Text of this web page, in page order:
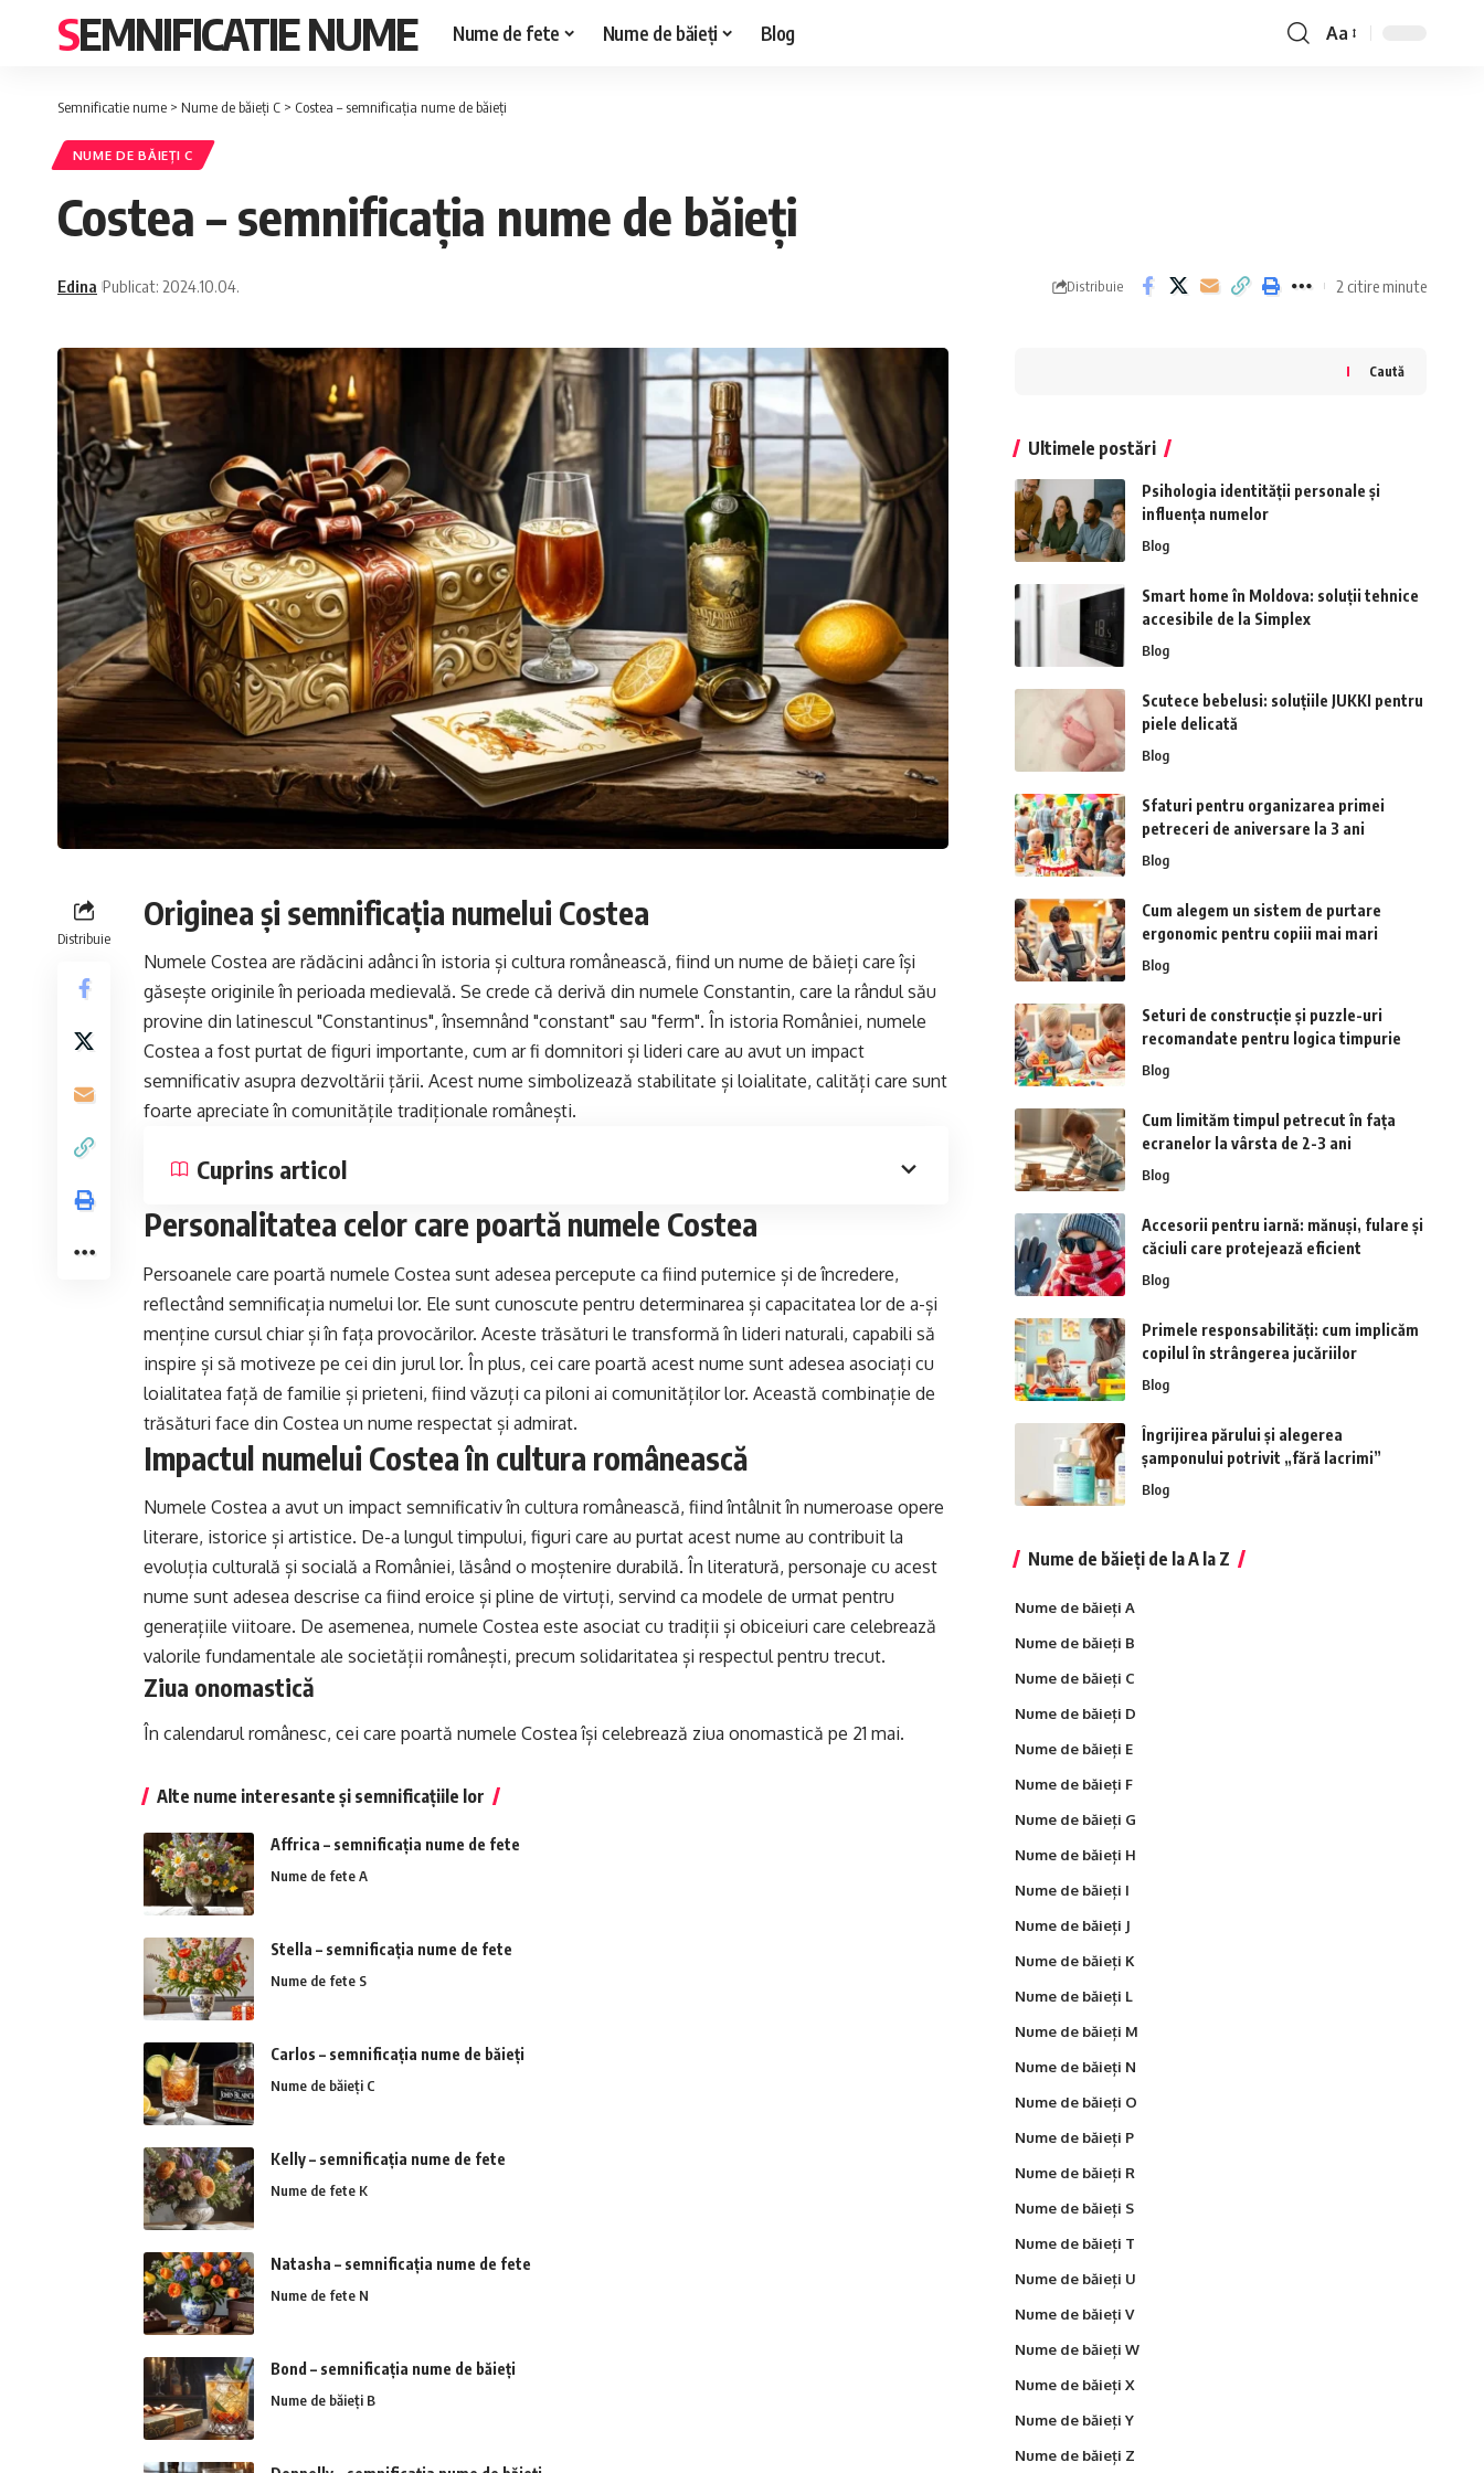
SEMNIFICATIE NUME Nume de fete Nume de băieți Blog
Font
Aa
Semnificatie nume > Nume de băieți C > Costea – semnificația nume de băieți
NUME DE BĂIEȚI C
Costea – semnificația nume de băieți
Edina Publicat: 2024.10.04. Distribuie 2 citire minute
Distribuie
Originea și semnificația numelui Costea
Numele Costea are rădăcini adânci în istoria și cultura românească, fiind un nume de băieți care își
găsește originile în perioada medievală. Se crede că derivă din numele Constantin, care la rândul său
provine din latinescul "Constantinus", însemnând "constant" sau "ferm". În istoria României, numele
Costea a fost purtat de figuri importante, cum ar fi domnitori și lideri care au avut un impact
semnificativ asupra dezvoltării țării. Acest nume simbolizează stabilitate și loialitate, calități care sunt
foarte apreciate în comunitățile tradiționale românești.
Cuprins articol
Personalitatea celor care poartă numele Costea
Persoanele care poartă numele Costea sunt adesea percepute ca fiind puternice și de încredere,
reflectând semnificația numelui lor. Ele sunt cunoscute pentru determinarea și capacitatea lor de a-și
menține cursul chiar și în fața provocărilor. Aceste trăsături le transformă în lideri naturali, capabili să
inspire și să motiveze pe cei din jurul lor. În plus, cei care poartă acest nume sunt adesea asociați cu
loialitatea față de familie și prieteni, fiind văzuți ca piloni ai comunităților lor. Această combinație de
trăsături face din Costea un nume respectat și admirat.
Impactul numelui Costea în cultura românească
Numele Costea a avut un impact semnificativ în cultura românească, fiind întâlnit în numeroase opere
literare, istorice și artistice. De-a lungul timpului, figuri care au purtat acest nume au contribuit la
evoluția culturală și socială a României, lăsând o moștenire durabilă. În literatură, personaje cu acest
nume sunt adesea descrise ca fiind eroice și pline de virtuți, servind ca modele de urmat pentru
generațiile viitoare. De asemenea, numele Costea este asociat cu tradiții și obiceiuri care celebrează
valorile fundamentale ale societății românești, precum solidaritatea și respectul pentru trecut.
Ziua onomastică
În calendarul românesc, cei care poartă numele Costea își celebrează ziua onomastică pe 21 mai.
Alte nume interesante și semnificațiile lor
Affrica – semnificația nume de fete
Nume de fete A
Stella – semnificația nume de fete
Nume de fete S
Carlos – semnificația nume de băieți
Nume de băieți C
Kelly – semnificația nume de fete
Nume de fete K
Natasha – semnificația nume de fete
Nume de fete N
Bond – semnificația nume de băieți
Nume de băieți B
Caută
Ultimele postări
Psihologia identității personale și
influența numelor
Blog
Smart home în Moldova: soluții tehnice
accesibile de la Simplex
Blog
Scutece bebelusi: soluțiile JUKKI pentru
piele delicată
Blog
Sfaturi pentru organizarea primei
petreceri de aniversare la 3 ani
Blog
Cum alegem un sistem de purtare
ergonomic pentru copiii mai mari
Blog
Seturi de construcție și puzzle-uri
recomandate pentru logica timpurie
Blog
Cum limităm timpul petrecut în fața
ecranelor la vârsta de 2-3 ani
Blog
Accesorii pentru iarnă: mănuși, fulare și
căciuli care protejează eficient
Blog
Primele responsabilități: cum implicăm
copilul în strângerea jucăriilor
Blog
Îngrijirea părului și alegerea
șamponului potrivit „fără lacrimi”
Blog
Nume de băieți de la A la Z
Nume de băieți A
Nume de băieți B
Nume de băieți C
Nume de băieți D
Nume de băieți E
Nume de băieți F
Nume de băieți G
Nume de băieți H
Nume de băieți I
Nume de băieți J
Nume de băieți K
Nume de băieți L
Nume de băieți M
Nume de băieți N
Nume de băieți O
Nume de băieți P
Nume de băieți R
Nume de băieți S
Nume de băieți T
Nume de băieți U
Nume de băieți V
Nume de băieți W
Nume de băieți X
Nume de băieți Y
Nume de băieți Z